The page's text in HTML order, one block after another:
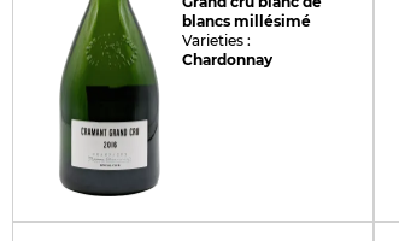
blancs millésimé
Varieties :
Chardonnay